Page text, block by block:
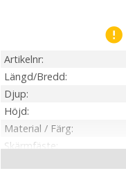
Artikelnr
Längd/Bredd
Djup
Höjd
Material / Färg
Skärmfäste